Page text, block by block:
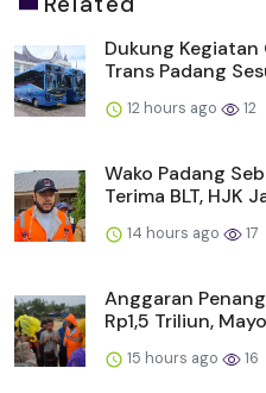
Dukung Kegiatan
Trans Padang
12 hours ago 12
Wako Padang
Terima BLT, HJK
14 hours ago 17
Anggaran
Rp1,5 Triliun,
15 hours ago 16